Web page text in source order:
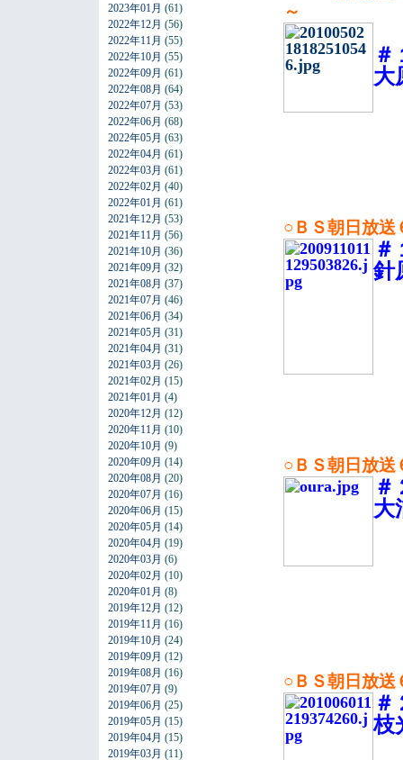
2023年01月 (61)
2022年12月 (56)
2022年11月 (55)
2022年10月 (55)
2022年09月 (61)
2022年08月 (64)
2022年07月 (53)
2022年06月 (68)
2022年05月 (63)
2022年04月 (61)
2022年03月 (61)
2022年02月 (40)
2022年01月 (61)
2021年12月 (53)
2021年11月 (56)
2021年10月 (36)
2021年09月 (32)
2021年08月 (37)
2021年07月 (46)
2021年06月 (34)
2021年05月 (31)
2021年04月 (31)
2021年03月 (26)
2021年02月 (15)
2021年01月 (4)
2020年12月 (12)
2020年11月 (10)
2020年10月 (9)
2020年09月 (14)
2020年08月 (20)
2020年07月 (16)
2020年06月 (15)
2020年05月 (14)
2020年04月 (19)
2020年03月 (6)
2020年02月 (10)
2020年01月 (8)
2019年12月 (12)
2019年11月 (16)
2019年10月 (24)
2019年09月 (12)
2019年08月 (16)
2019年07月 (9)
2019年06月 (25)
2019年05月 (15)
2019年04月 (15)
2019年03月 (11)
大
○ＢＳ朝日放
＃
針
○ＢＳ朝日放
＃
大
○ＢＳ朝日放
＃
枝